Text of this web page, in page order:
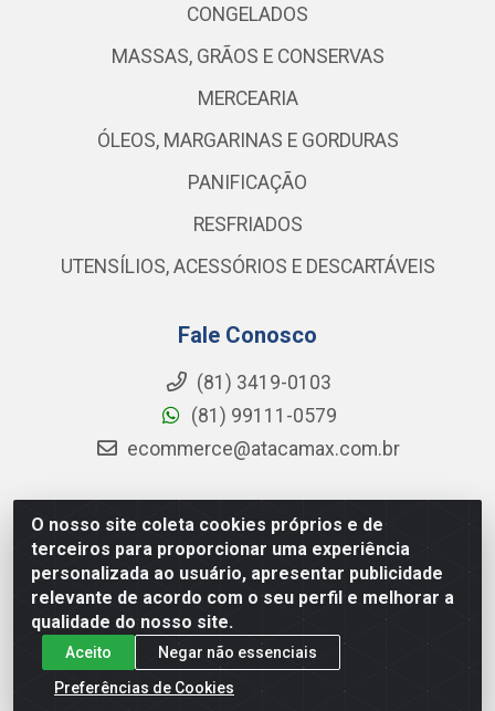
O nosso site coleta cookies próprios e de
terceiros para proporcionar uma experiência
personalizada ao usuário, apresentar publicidade
relevante de acordo com o seu perfil e melhorar a
qualidade do nosso site.
Aceito
Negar não essenciais
Preferências de Cookies
CONGELADOS
MASSAS, GRÃOS E CONSERVAS
MERCEARIA
ÓLEOS, MARGARINAS E GORDURAS
PANIFICAÇÃO
RESFRIADOS
UTENSÍLIOS, ACESSÓRIOS E DESCARTÁVEIS
Fale Conosco
(81) 3419-0103
(81) 99111-0579
ecommerce@atacamax.com.br
Atacamax Importadora de Alimentos LTDA - RODOVIA BR-
101 - SUL, KM 79,60 GP E GALPAO:D - Muribeca, Jaboatão dos
Guararapes - PE, 54355-010 - CNPJ 08.305.623/0001-84